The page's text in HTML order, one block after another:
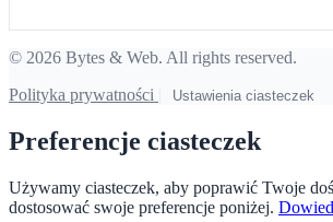
© 2026 Bytes & Web. All rights reserved.
Polityka prywatności
Ustawienia ciasteczek
Preferencje ciasteczek
Używamy ciasteczek, aby poprawić Twoje
dostosować swoje preferencje poniżej.